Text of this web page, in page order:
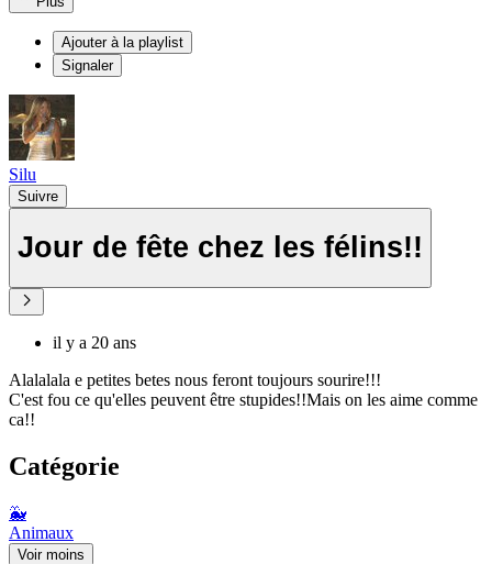
Ajouter à la playlist
Signaler
Silu
Suivre
Jour de fête chez les félins!!
il y a 20 ans
Alalalala e petites betes nous feront toujours sourire!!!
C'est fou ce qu'elles peuvent être stupides!!Mais on les aime comme
ca!!
Catégorie
🐳
Animaux
Voir moins